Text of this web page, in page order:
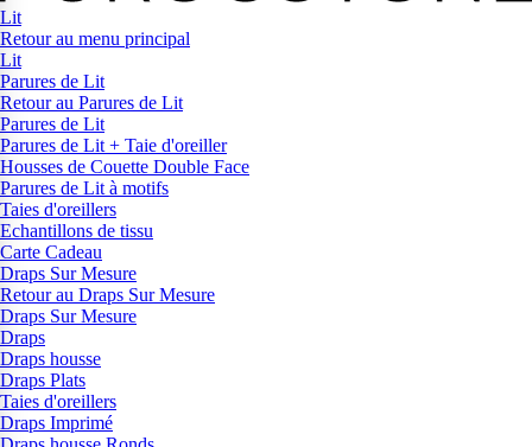
Lit
Retour au menu principal
Lit
Parures de Lit
Retour au Parures de Lit
Parures de Lit
Parures de Lit + Taie d'oreiller
Housses de Couette Double Face
Parures de Lit à motifs
Taies d'oreillers
Echantillons de tissu
Carte Cadeau
Draps Sur Mesure
Retour au Draps Sur Mesure
Draps Sur Mesure
Draps
Draps housse
Draps Plats
Taies d'oreillers
Draps Imprimé